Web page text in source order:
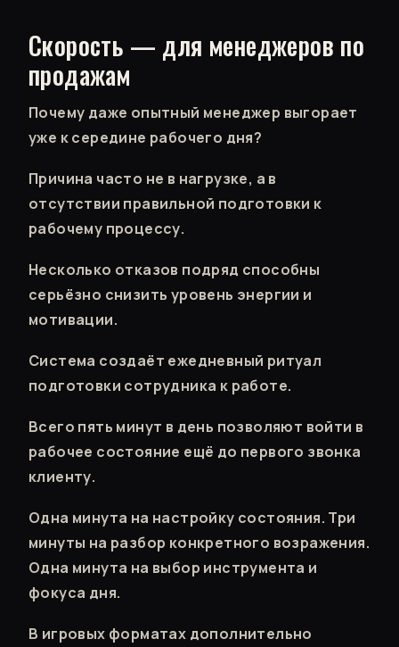
Скорость — для менеджеров по
продажам
Почему даже опытный менеджер выгорает
уже к середине рабочего дня?
Причина часто не в нагрузке, а в
отсутствии правильной подготовки к
рабочему процессу.
Несколько отказов подряд способны
серьёзно снизить уровень энергии и
мотивации.
Система создаёт ежедневный ритуал
подготовки сотрудника к работе.
Всего пять минут в день позволяют войти в
рабочее состояние ещё до первого звонка
клиенту.
Одна минута на настройку состояния. Три
минуты на разбор конкретного возражения.
Одна минута на выбор инструмента и
фокуса дня.
В игровых форматах дополнительно